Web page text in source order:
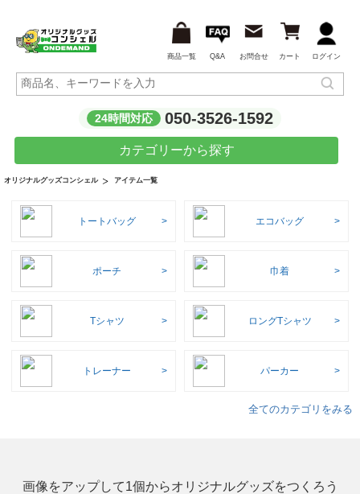
商品一覧 Q&A お問合せ カート ログイン
24時間対応 050-3526-1592
カテゴリーから探す
オリジナルグッズコンシェル アイテム一覧
トートバッグ エコバッグ
ポーチ 巾着
Tシャツ ロングTシャツ
トレーナー パーカー
全てのカテゴリをみる
画像をアップして1個からオリジナルグッズをつくろう